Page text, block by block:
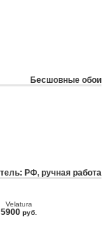
Бесшовные обои
РФ, ручная работа
Velatura
5900 руб.